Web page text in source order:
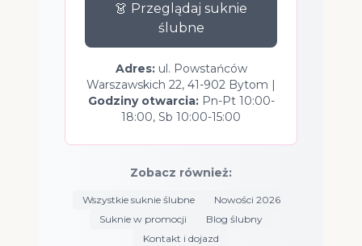
👗 Przeglądaj suknie
ślubne
Adres:ul. Powstańców
Warszawskich 22, 41-902 Bytom |
Godziny otwarcia:Pn-Pt 10:00-
18:00, Sb 10:00-15:00
Zobacz również:
Wszystkie suknie ślubne
Nowości 2026
Suknie w promocji
Blog ślubny
Kontakt i dojazd